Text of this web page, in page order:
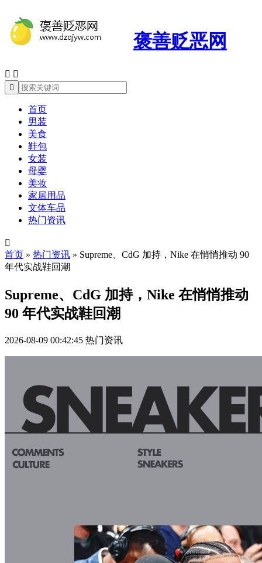
褒善贬恶网
 

首页
男装
美食
鞋包
女装
母婴
美妆
家居用品
文体车品
热门资讯

首页 » 热门资讯 » Supreme、CdG 加持，Nike 在悄悄推动 90
年代实战鞋回潮
Supreme、CdG 加持，Nike 在悄悄推动
90 年代实战鞋回潮
2026-08-09 00:42:45 热门资讯